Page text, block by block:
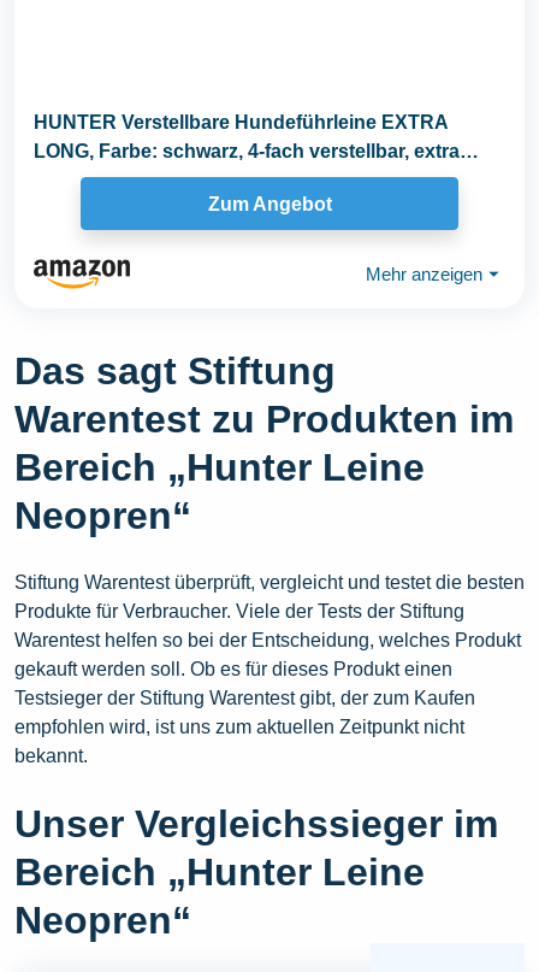
HUNTER Verstellbare Hundeführleine EXTRA
LONG, Farbe: schwarz, 4-fach verstellbar, extra
lang...
Zum Angebot
Mehr anzeigen ⏷
Das sagt Stiftung
Warentest zu Produkten im
Bereich „Hunter Leine
Neopren“
Stiftung Warentest überprüft, vergleicht und testet die besten
Produkte für Verbraucher. Viele der Tests der Stiftung
Warentest helfen so bei der Entscheidung, welches Produkt
gekauft werden soll. Ob es für dieses Produkt einen
Testsieger der Stiftung Warentest gibt, der zum Kaufen
empfohlen wird, ist uns zum aktuellen Zeitpunkt nicht
bekannt.
Unser Vergleichssieger im
Bereich „Hunter Leine
Neopren“